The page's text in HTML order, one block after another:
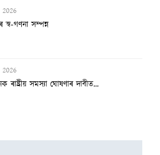
স্ব-গণনা সম্পন্ন
সমস্যা ঘোষণাৰ দাবীত...
১০ লাখ টকাকৈ নিদিলে মুখ্যমন...